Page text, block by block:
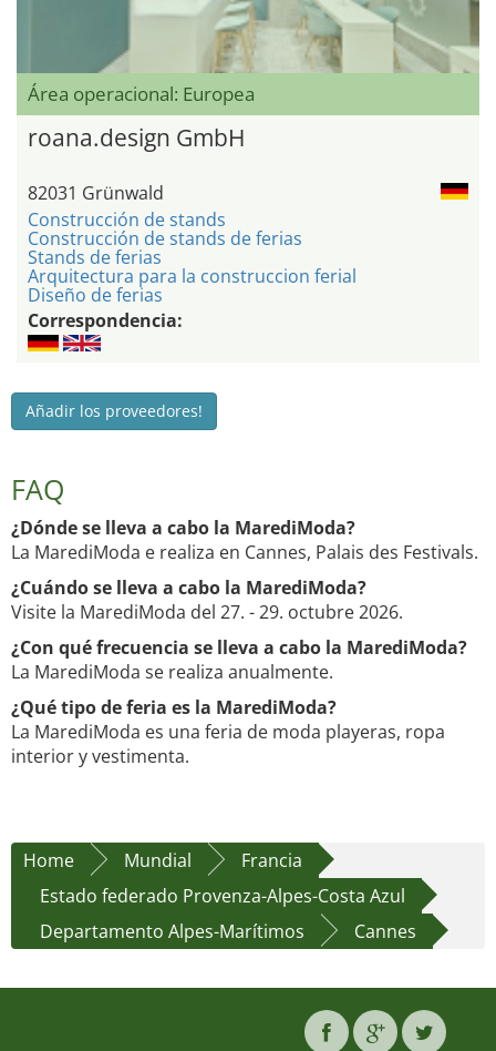
Área operacional: Europea
roana.design GmbH
82031 Grünwald
Construcción de stands
Construcción de stands de ferias
Stands de ferias
Arquitectura para la construccion ferial
Diseño de ferias
Correspondencia:
Añadir los proveedores!
FAQ
¿Dónde se lleva a cabo la MarediModa?
La MarediModa e realiza en Cannes, Palais des Festivals.
¿Cuándo se lleva a cabo la MarediModa?
Visite la MarediModa del 27. - 29. octubre 2026.
¿Con qué frecuencia se lleva a cabo la MarediModa?
La MarediModa se realiza anualmente.
¿Qué tipo de feria es la MarediModa?
La MarediModa es una feria de moda playeras, ropa
interior y vestimenta.
Home Mundial
Francia
Estado federado Provenza-Alpes-Costa Azul
Departamento Alpes-Marítimos
Cannes